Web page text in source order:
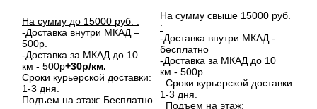
На сумму до 15000 руб. :
-Доставка внутри МКАД –
500р.
-Доставка за МКАД до 10
км - 500р+30р/км.
Сроки курьерской доставки:
1-3 дня.
Подъем на этаж: Бесплатно
На сумму свыше 15000 руб.
:
-Доставка внутри МКАД -
бесплатно
-Доставка за МКАД до 10
км - 500р.
Сроки курьерской доставки:
1-3 дня.
Подъем на этаж: